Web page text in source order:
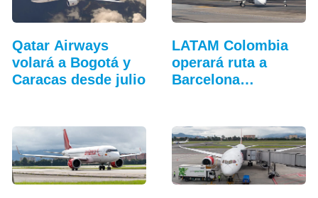
Qatar Airways
volará a Bogotá y
Caracas desde julio
LATAM Colombia
operará ruta a
Barcelona